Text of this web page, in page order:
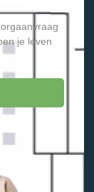
je leven